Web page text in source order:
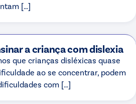
[…]
a criança com dislexia
que crianças disléxicas quase
ao se concentrar, podem
com […]